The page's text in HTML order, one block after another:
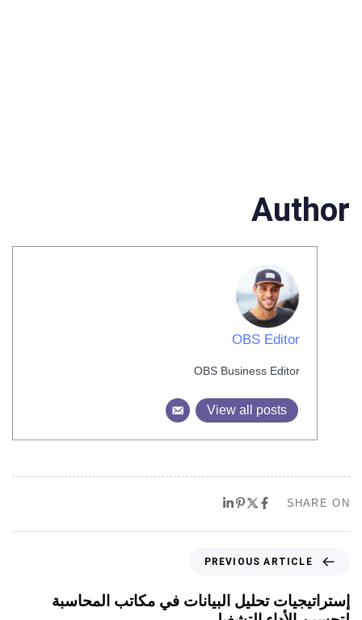
Author
OBS Editor
OBS Business Editor
View all posts
SHARE ON
PREVIOUS ARTICLE
إستراتيجيات تحليل البيانات في مكاتب المحاسبة